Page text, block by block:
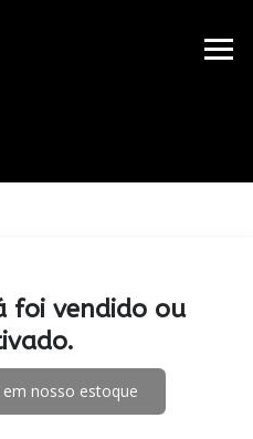
foi vendido ou
nosso estoque